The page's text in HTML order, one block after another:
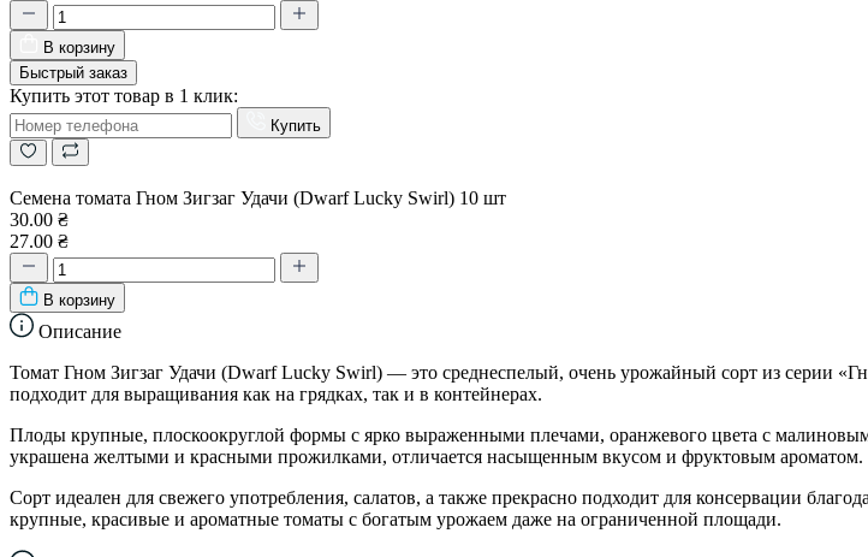
В корзину
Быстрый заказ
Купить этот товар в 1 клик:
Купить
Семена томата Гном Зигзаг Удачи (Dwarf Lucky Swirl) 10 шт
30.00 ₴
27.00 ₴
В корзину
Описание
Томат Гном Зигзаг Удачи (Dwarf Lucky Swirl) — это среднеспелый, очень урожайный сорт из серии
подходит для выращивания как на грядках, так и в контейнерах.
Плоды крупные, плоскоокруглой формы с ярко выраженными плечами, оранжевого цвета с
украшена желтыми и красными прожилками, отличается насыщенным вкусом и фруктовым ароматом.
Сорт идеален для свежего употребления, салатов, а также прекрасно подходит для консервации
крупные, красивые и ароматные томаты с богатым урожаем даже на ограниченной площади.